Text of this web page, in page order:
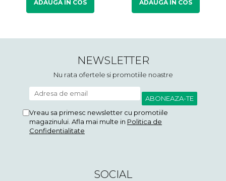
ADAUGA IN COS ADAUGA IN COS
NEWSLETTER
Nu rata ofertele si promotiile noastre
Vreau sa primesc newsletter cu promotiile
magazinului. Afla mai multe in Politica de
Confidentialitate
SOCIAL